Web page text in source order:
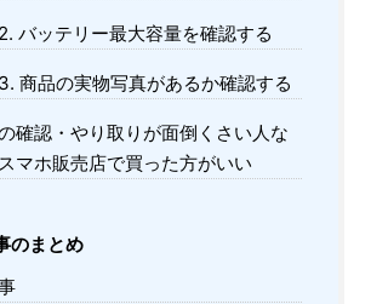
バッテリー最大容量を確認する
商品の実物写真があるか確認する
確認・やり取りが面倒くさい人な
マホ販売店で買った方がいい
のまとめ